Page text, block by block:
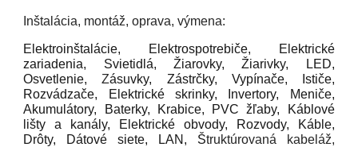
Inštalácia, montáž, oprava, výmena:
Elektroinštalácie, Elektrospotrebiče, Elektrické
zariadenia, Svietidlá, Žiarovky, Žiarivky, LED,
Osvetlenie,Zásuvky, Zástrčky, Vypínače, Ističe,
Rozvádzače, Elektrické skrinky, Invertory, Meniče,
Akumulátory, Baterky, Krabice, PVC žľaby, Káblové
lišty a kanály, Elektrické obvody, Rozvody, Káble,
Drôty, Dátové siete, LAN, Štruktúrovaná kabeláž,